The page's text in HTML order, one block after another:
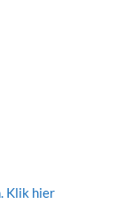
Klik hier